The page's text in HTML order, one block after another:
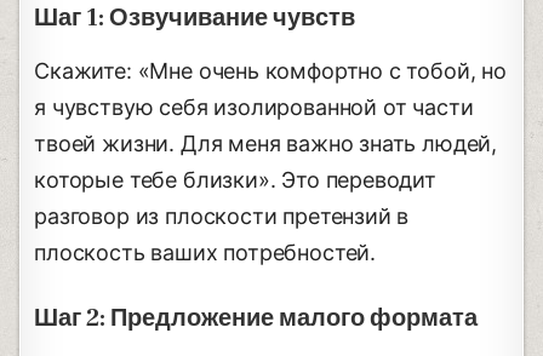
Шаг 1: Озвучивание чувств
Скажите: «Мне очень комфортно с тобой, но
я чувствую себя изолированной от части
твоей жизни. Для меня важно знать людей,
которые тебе близки». Это переводит
разговор из плоскости претензий в
плоскость ваших потребностей.
Шаг 2: Предложение малого формата